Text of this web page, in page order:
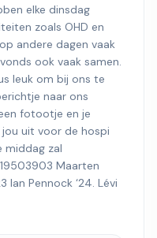
elke dinsdag
zoals OHD en
andere dagen vaak
ook vaak samen.
leuk om bij ons te
naar ons
fotootje en je
uit voor de hospi
middag zal
Maarten
Ian Pennock ‘24. Lévi